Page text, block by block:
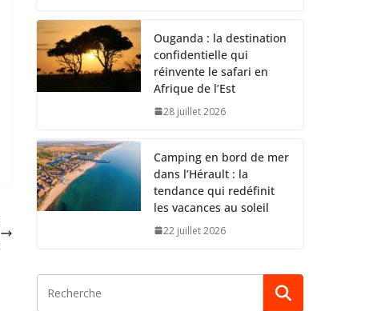
Ouganda : la destination
confidentielle qui
réinvente le safari en
Afrique de l’Est
28 juillet 2026
Camping en bord de mer
dans l’Hérault : la
tendance qui redéfinit
les vacances au soleil
22 juillet 2026